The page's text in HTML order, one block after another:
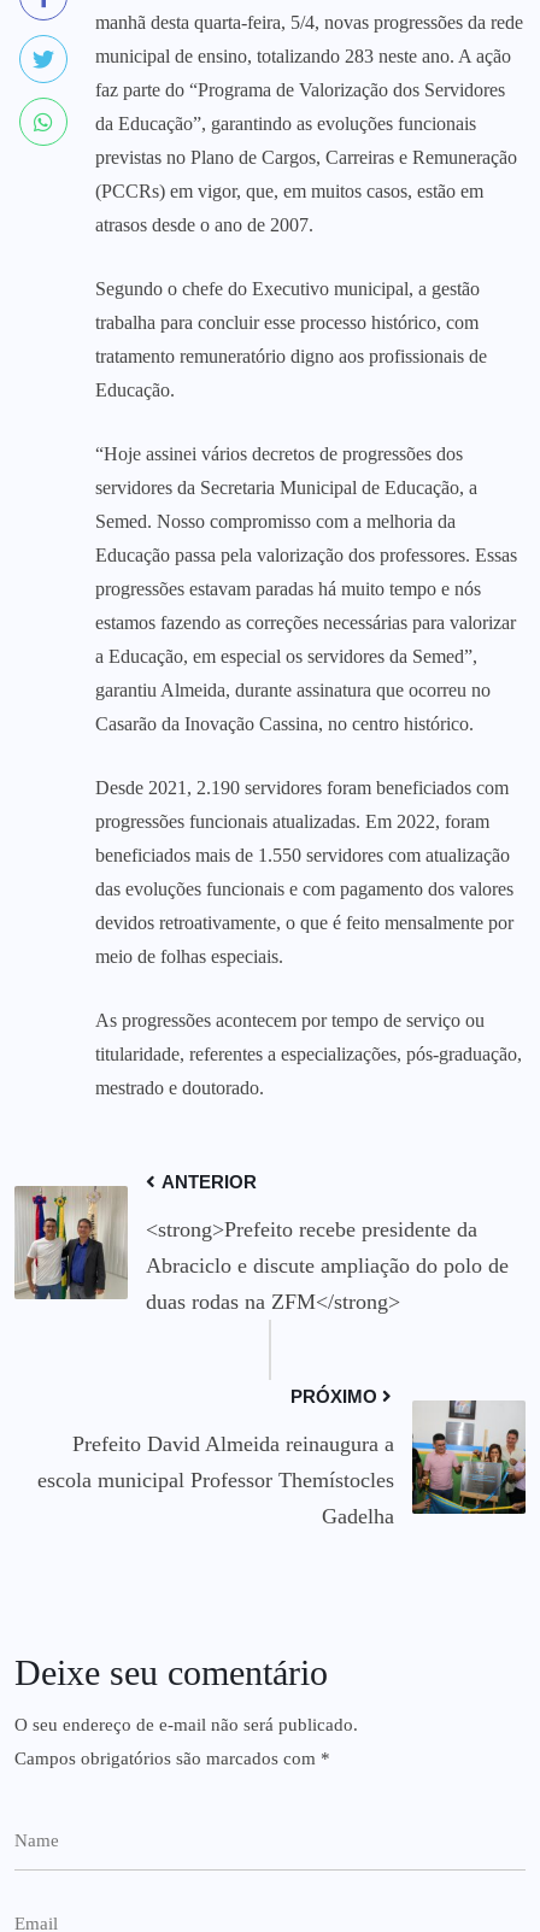
manhã desta quarta-feira, 5/4, novas progressões da rede
municipal de ensino, totalizando 283 neste ano. A ação
faz parte do “Programa de Valorização dos Servidores
da Educação”, garantindo as evoluções funcionais
previstas no Plano de Cargos, Carreiras e Remuneração
(PCCRs) em vigor, que, em muitos casos, estão em
atrasos desde o ano de 2007.
Segundo o chefe do Executivo municipal, a gestão
trabalha para concluir esse processo histórico, com
tratamento remuneratório digno aos profissionais de
Educação.
“Hoje assinei vários decretos de progressões dos
servidores da Secretaria Municipal de Educação, a
Semed. Nosso compromisso com a melhoria da
Educação passa pela valorização dos professores. Essas
progressões estavam paradas há muito tempo e nós
estamos fazendo as correções necessárias para valorizar
a Educação, em especial os servidores da Semed”,
garantiu Almeida, durante assinatura que ocorreu no
Casarão da Inovação Cassina, no centro histórico.
Desde 2021, 2.190 servidores foram beneficiados com
progressões funcionais atualizadas. Em 2022, foram
beneficiados mais de 1.550 servidores com atualização
das evoluções funcionais e com pagamento dos valores
devidos retroativamente, o que é feito mensalmente por
meio de folhas especiais.
As progressões acontecem por tempo de serviço ou
titularidade, referentes a especializações, pós-graduação,
mestrado e doutorado.
ANTERIOR
<strong>Prefeito recebe presidente da
Abraciclo e discute ampliação do polo de
duas rodas na ZFM</strong>
PRÓXIMO
Prefeito David Almeida reinaugura a
escola municipal Professor Themístocles
Gadelha
Deixe seu comentário
O seu endereço de e-mail não será publicado.
Campos obrigatórios são marcados com *